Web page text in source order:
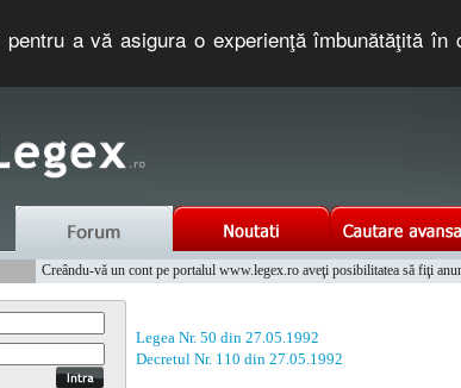
a vă asigura o experienţă îmbunătăţită
Creându-vă un cont pe portalul www.legex.ro aveţi posibilitatea să fiţi
Legea Nr. 50 din 27.05.1992
Decretul Nr. 110 din 27.05.1992